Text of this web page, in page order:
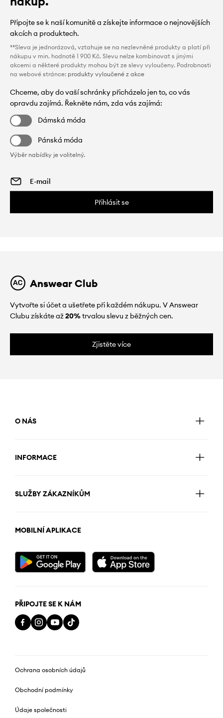
Připojte se k naší komunitě a získejte informace o nejnovějších
akcích a produktech.
**Sleva je jednorázová, vztahuje se na nezlevněné produkty a platí při
nákupu v min. hodnotě 1 900 Kč. Slevu nelze kombinovat s jinými
akcemi a některé produkty mohou být ze slevy vyloučeny. Podrobnosti
na webové stránce: produkty vyloučené z akce
Chceme, aby do vaší schránky přicházelo jen to, co vás
opravdu zajímá. Řekněte nám, zda vás zajímá:
Dámská móda
Pánská móda
Výběr nabídky je volitelný.
Přihlásit se
Answear Club
Vytvořte si účet a ušetřete při každém nákupu. V Answear
Clubu získáte až20%trvalou slevu z běžných cen.
Zjistěte více
O NÁS
INFORMACE
SLUŽBY ZÁKAZNÍKŮM
MOBILNÍ APLIKACE
PŘIPOJTE SE K NÁM
Ochrana osobních údajů
Obchodní podmínky
Údaje společnosti